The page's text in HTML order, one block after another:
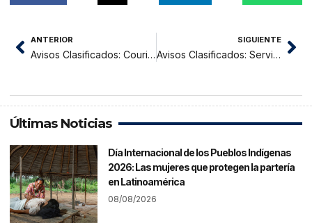
ANTERIOR
Avisos Clasificados: Courier San Martin
SIGUIENTE
Avisos Clasificados: Servicios de Transportes Villa Bellavista
Últimas Noticias
Día Internacional de los Pueblos Indígenas
2026: Las mujeres que protegen la partería
en Latinoamérica
08/08/2026